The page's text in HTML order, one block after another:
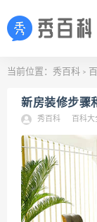
当前位置： 秀百科 >
新房装修步骤
秀百科 百科大